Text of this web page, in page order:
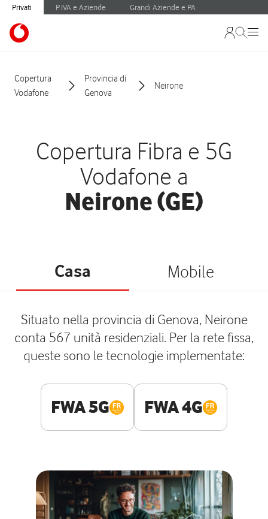
Privati P.IVA e Aziende Grandi Aziende e PA
Copertura
Vodafone
Provincia di
Genova
Neirone
Copertura Fibra e 5G
Vodafone a
Neirone (GE)
Casa Mobile
Situato nella provincia di Genova, Neirone
conta 567 unità residenziali. Per la rete fissa,
queste sono le tecnologie implementate:
FWA 5G FWA 4G